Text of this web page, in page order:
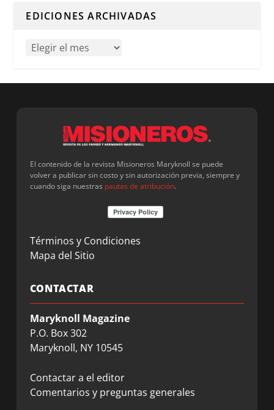
EDICIONES ARCHIVADAS
El contenido de la revista Misioneros Maryknoll se puede
volver a publicar sin costo y sin autorización previa, siempre y
cuando siga nuestras pautas de atribución.
Términos y Condiciones
Mapa del Sitio
CONTACTAR
Maryknoll Magazine
P.O. Box 302
Maryknoll, NY 10545
Contactar a el editor
Comentarios y preguntas generales